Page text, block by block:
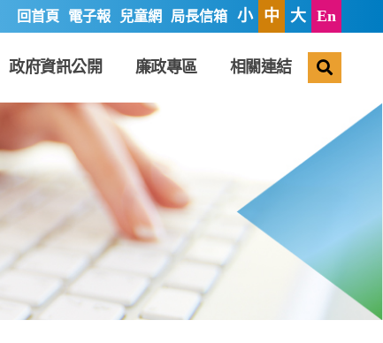
回首頁 電子報 兒童網 局長信箱 小 中 大 En
政府資訊公開 廉政專區 相關連結